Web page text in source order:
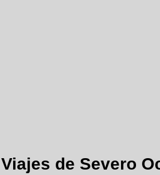
Viajes de Severo